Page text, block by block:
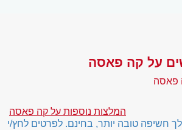
על קה פאסה
פאסה
המלצות נוספות על קה פאסה
חשיפה טובה יותר, בחינם. לפרטים לחץ/י